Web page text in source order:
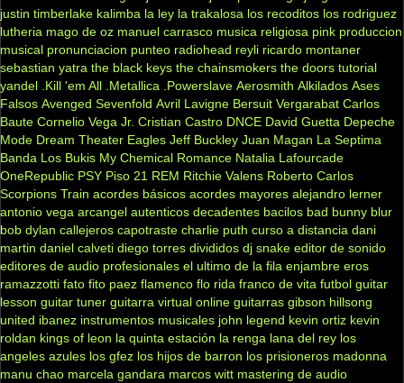
justin timberlake kalimba la ley la trakalosa los recoditos los rodriguez
lutheria mago de oz manuel carrasco musica religiosa pink produccion
musical pronunciacion punteo radiohead reyli ricardo montaner
sebastian yatra the black keys the chainsmokers the doors tutorial
yandel .Kill 'em All .Metallica .Powerslave Aerosmith Alkilados Ases
Falsos Avenged Sevenfold Avril Lavigne Bersuit Vergarabat Carlos
Baute Cornelio Vega Jr. Cristian Castro DNCE David Guetta Depeche
Mode Dream Theater Eagles Jeff Buckley Juan Magan La Septima
Banda Los Bukis My Chemical Romance Natalia Lafourcade
OneRepublic PSY Piso 21 REM Ritchie Valens Roberto Carlos
Scorpions Train acordes básicos acordes mayores alejandro lerner
antonio vega arcangel autenticos decadentes bacilos bad bunny blur
bob dylan callejeros capotraste charlie puth curso a distancia dani
martin daniel calveti diego torres divididos dj snake editor de sonido
editores de audio profesionales el ultimo de la fila enjambre eros
ramazzotti fato fito paez flamenco flo rida franco de vita futbol guitar
lesson guitar tuner guitarra virtual online guitarras gibson hillsong
united ibanez instrumentos musicales john legend kevin ortiz kevin
roldan kings of leon la quinta estación la renga lana del rey los
angeles azules los gfez los hijos de barron los prisioneros madonna
manu chao marcela gandara marcos witt mastering de audio